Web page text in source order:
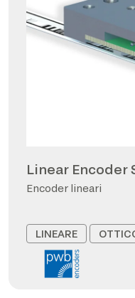
Linear Encoder
Encoder lineari
LINEARE